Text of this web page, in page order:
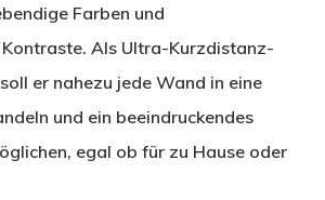
Farben und
Als Ultra-Kurzdistanz-
er nahezu jede Wand in eine
und ein beeindruckendes
egal ob für zu Hause oder